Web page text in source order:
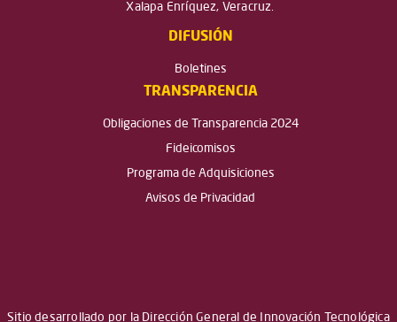
Xalapa Enríquez, Veracruz.
DIFUSIÓN
Boletines
TRANSPARENCIA
Obligaciones de Transparencia 2024
Fideicomisos
Programa de Adquisiciones
Avisos de Privacidad
Sitio desarrollado por la Dirección General de Innovación Tecnológica